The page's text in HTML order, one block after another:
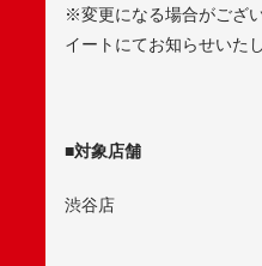
※変更になる場合がござ
イートにてお知らせいた
■対象店舗
渋谷店